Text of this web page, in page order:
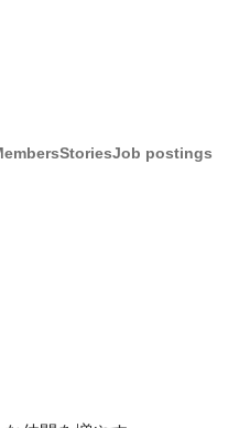
StoriesJob postings